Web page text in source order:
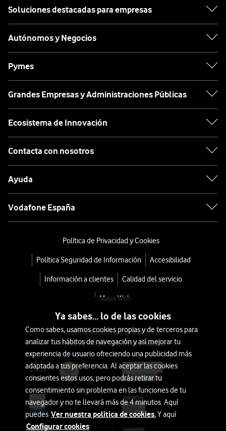
Soluciones destacadas para empresas
Autónomos y Negocios
Pymes
Grandes Empresas y Administraciones Públicas
Ecosistema de Innovación
Contacta con nosotros
Ayuda
Vodafone España
Política de Privacidad y Cookies
Política Seguridad de Información Accesibilidad
Información a clientes Calidad del servicio
Mapa Web
© 2026 Vodafone España S.A.U.
Avda. América 115, 28042 Madrid
Ya sabes... lo de las cookies
Como sabes, usamos cookies propias y de terceros para
analizar tus hábitos de navegación y así mejorar tu
experiencia de usuario ofreciendo una publicidad más
adaptada a tus preferencia. Al aceptar las cookies
consientes estos usos, pero podrás retirar tu
consentimiento sin problema en las funciones de tu
navegador y no te llevará más de 4 minutos. Aquí
puedes Ver nuestra política de cookies.Y aquí
Configurar cookies